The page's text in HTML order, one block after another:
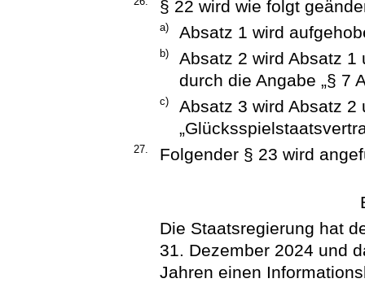
§ 22 wird wie folgt
a) Absatz 1 wird
b)
Absatz 2 wird Absatz 1
durch die Angabe „§ 7
c)
Absatz 3 wird Absatz 2
27. Folgender § 23 wird
Die Staatsregierung hat
31. Dezember 2024 und
Jahren einen